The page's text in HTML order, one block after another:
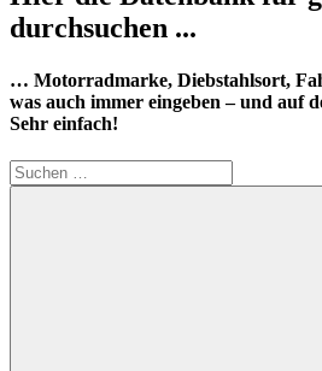
durchsuchen ...
… Motorradmarke, Diebstahlsort,
was auch immer eingeben – und auf
Sehr einfach!
Suchen
nach: